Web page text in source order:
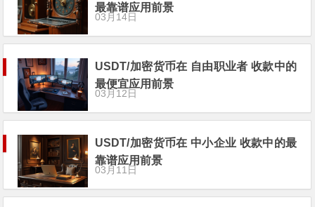
最靠谱应用前景
03月14日
USDT/加密货币在 自由职业者 收款中的
最便宜应用前景
03月12日
USDT/加密货币在 中小企业 收款中的最
靠谱应用前景
03月11日